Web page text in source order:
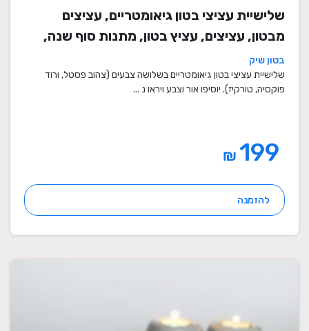
שלישיית עציצי בטון גיאומטריים, עציצים
מבטון, עציצים, עציץ בטון, מתנות סוף שנה,
מתנה לבית, מתנה ליום הולדת, עיצוב הבית,
מתנות סוף שנה למורים
בטון שיק
שלישיית עציצי בטון גיאומטריים בשלושה צבעים (צהוב פסטל, ורוד
פוקסיה, טורקיז). יוסיפו אור וצבע ויראו נ ...
₪
להזמנה